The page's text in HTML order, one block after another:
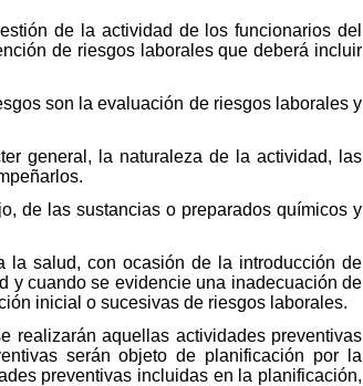
de la actividad de los funcionarios del
de riesgos laborales que deberá incluir
son la evaluación de riesgos laborales y
general, la naturaleza de la actividad, las
de las sustancias o preparados químicos y
la salud, con ocasión de la introducción de
y cuando se evidencie una inadecuación de
inicial o sucesivas de riesgos laborales.
realizarán aquellas actividades preventivas
serán objeto de planificación por la
preventivas incluidas en la planificación,